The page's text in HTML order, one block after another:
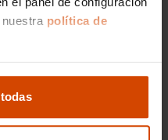
política de
24.990 €
DSG